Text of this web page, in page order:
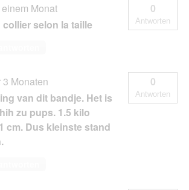
Monat
selon la taille
0
Antworten
3 Monaten
van dit bandje. Het is
zu pups. 1.5 kilo
cm. Dus kleinste stand
0
Antworten